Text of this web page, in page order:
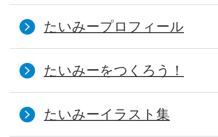
たいみープロフィール
たいみーをつくろう！
たいみーイラスト集